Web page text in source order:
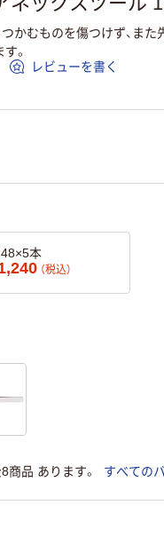
かむものを傷つけず、ま
。
レビューを書く
本
（税込）
8商品 あります。
すべての